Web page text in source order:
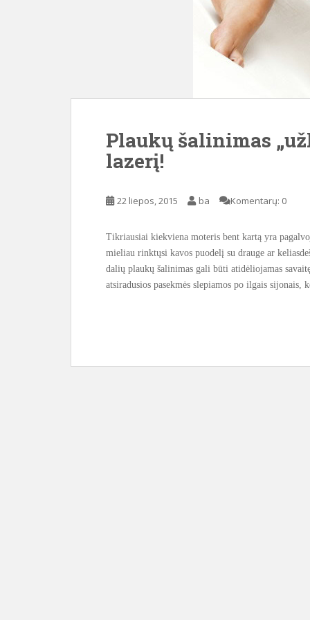
Plaukų šalinimas
lazerį!
22 liepos, 2015 ba Komentarų: 0
Tikriausiai kiekviena moteris bent kartą yra
mieliau rinktųsi kavos puodelį su drauge ar
dalių plaukų šalinimas gali būti atidėliojamas
atsiradusios pasekmės slepiamos po ilgais